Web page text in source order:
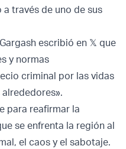
través de uno de sus
escribió en 𝕏 que
y normas
criminal por las vidas
alrededores».
para reafirmar la
se enfrenta la región al
el caos y el sabotaje.